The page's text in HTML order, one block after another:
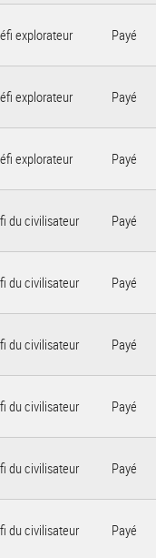
explorateur Payé
explorateur Payé
explorateur Payé
du civilisateur Payé
du civilisateur Payé
du civilisateur Payé
du civilisateur Payé
du civilisateur Payé
du civilisateur Payé